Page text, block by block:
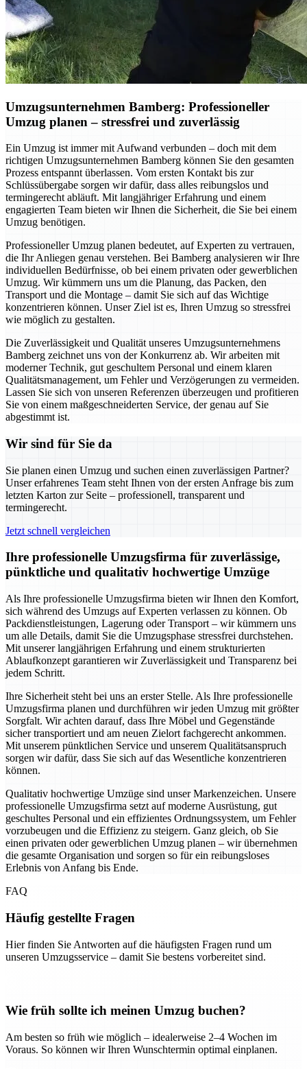
Umzugsunternehmen Bamberg: Professioneller
Umzug planen – stressfrei und zuverlässig
Ein Umzug ist immer mit Aufwand verbunden – doch mit dem
richtigen Umzugsunternehmen Bamberg können Sie den gesamten
Prozess entspannt überlassen. Vom ersten Kontakt bis zur
Schlüssübergabe sorgen wir dafür, dass alles reibungslos und
termingerecht abläuft. Mit langjähriger Erfahrung und einem
engagierten Team bieten wir Ihnen die Sicherheit, die Sie bei einem
Umzug benötigen.
Professioneller Umzug planen bedeutet, auf Experten zu vertrauen,
die Ihr Anliegen genau verstehen. Bei Bamberg analysieren wir Ihre
individuellen Bedürfnisse, ob bei einem privaten oder gewerblichen
Umzug. Wir kümmern uns um die Planung, das Packen, den
Transport und die Montage – damit Sie sich auf das Wichtige
konzentrieren können. Unser Ziel ist es, Ihren Umzug so stressfrei
wie möglich zu gestalten.
Die Zuverlässigkeit und Qualität unseres Umzugsunternehmens
Bamberg zeichnet uns von der Konkurrenz ab. Wir arbeiten mit
moderner Technik, gut geschultem Personal und einem klaren
Qualitätsmanagement, um Fehler und Verzögerungen zu vermeiden.
Lassen Sie sich von unseren Referenzen überzeugen und profitieren
Sie von einem maßgeschneiderten Service, der genau auf Sie
abgestimmt ist.
Wir sind für Sie da
Sie planen einen Umzug und suchen einen zuverlässigen Partner?
Unser erfahrenes Team steht Ihnen von der ersten Anfrage bis zum
letzten Karton zur Seite – professionell, transparent und
termingerecht.
Jetzt schnell vergleichen
Ihre professionelle Umzugsfirma für zuverlässige,
pünktliche und qualitativ hochwertige Umzüge
Als Ihre professionelle Umzugsfirma bieten wir Ihnen den Komfort,
sich während des Umzugs auf Experten verlassen zu können. Ob
Packdienstleistungen, Lagerung oder Transport – wir kümmern uns
um alle Details, damit Sie die Umzugsphase stressfrei durchstehen.
Mit unserer langjährigen Erfahrung und einem strukturierten
Ablaufkonzept garantieren wir Zuverlässigkeit und Transparenz bei
jedem Schritt.
Ihre Sicherheit steht bei uns an erster Stelle. Als Ihre professionelle
Umzugsfirma planen und durchführen wir jeden Umzug mit größter
Sorgfalt. Wir achten darauf, dass Ihre Möbel und Gegenstände
sicher transportiert und am neuen Zielort fachgerecht ankommen.
Mit unserem pünktlichen Service und unserem Qualitätsanspruch
sorgen wir dafür, dass Sie sich auf das Wesentliche konzentrieren
können.
Qualitativ hochwertige Umzüge sind unser Markenzeichen. Unsere
professionelle Umzugsfirma setzt auf moderne Ausrüstung, gut
geschultes Personal und ein effizientes Ordnungssystem, um Fehler
vorzubeugen und die Effizienz zu steigern. Ganz gleich, ob Sie
einen privaten oder gewerblichen Umzug planen – wir übernehmen
die gesamte Organisation und sorgen so für ein reibungsloses
Erlebnis von Anfang bis Ende.
FAQ
Häufig gestellte Fragen
Hier finden Sie Antworten auf die häufigsten Fragen rund um
unseren Umzugsservice – damit Sie bestens vorbereitet sind.
Wie früh sollte ich meinen Umzug buchen?
Am besten so früh wie möglich – idealerweise 2–4 Wochen im
Voraus. So können wir Ihren Wunschtermin optimal einplanen.